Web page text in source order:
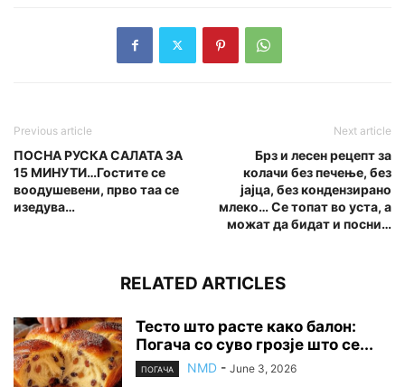
Previous article
ПОСНА РУСКА САЛАТА ЗА
15 МИНУТИ…Гостите се
воодушевени, прво таа се
изедува…
Next article
Брз и лесен рецепт за
колачи без печење, без
јајца, без кондензирано
млеко… Се топат во уста, а
можат да бидат и посни…
RELATED ARTICLES
Тесто што расте како балон:
Погача со суво грозје што се...
ПОГАЧА NMD - June 3, 2026